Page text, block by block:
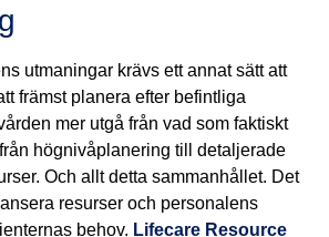
utmaningar krävs ett annat sätt att
främst planera efter befintliga
mer utgå från vad som faktiskt
högnivåplanering till detaljerade
Och allt detta sammanhållet. Det
resurser och personalens
behov. Lifecare Resource